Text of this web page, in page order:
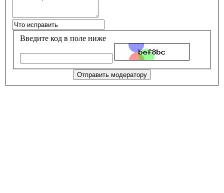
Введите код в поле ниже
Отправить модератору